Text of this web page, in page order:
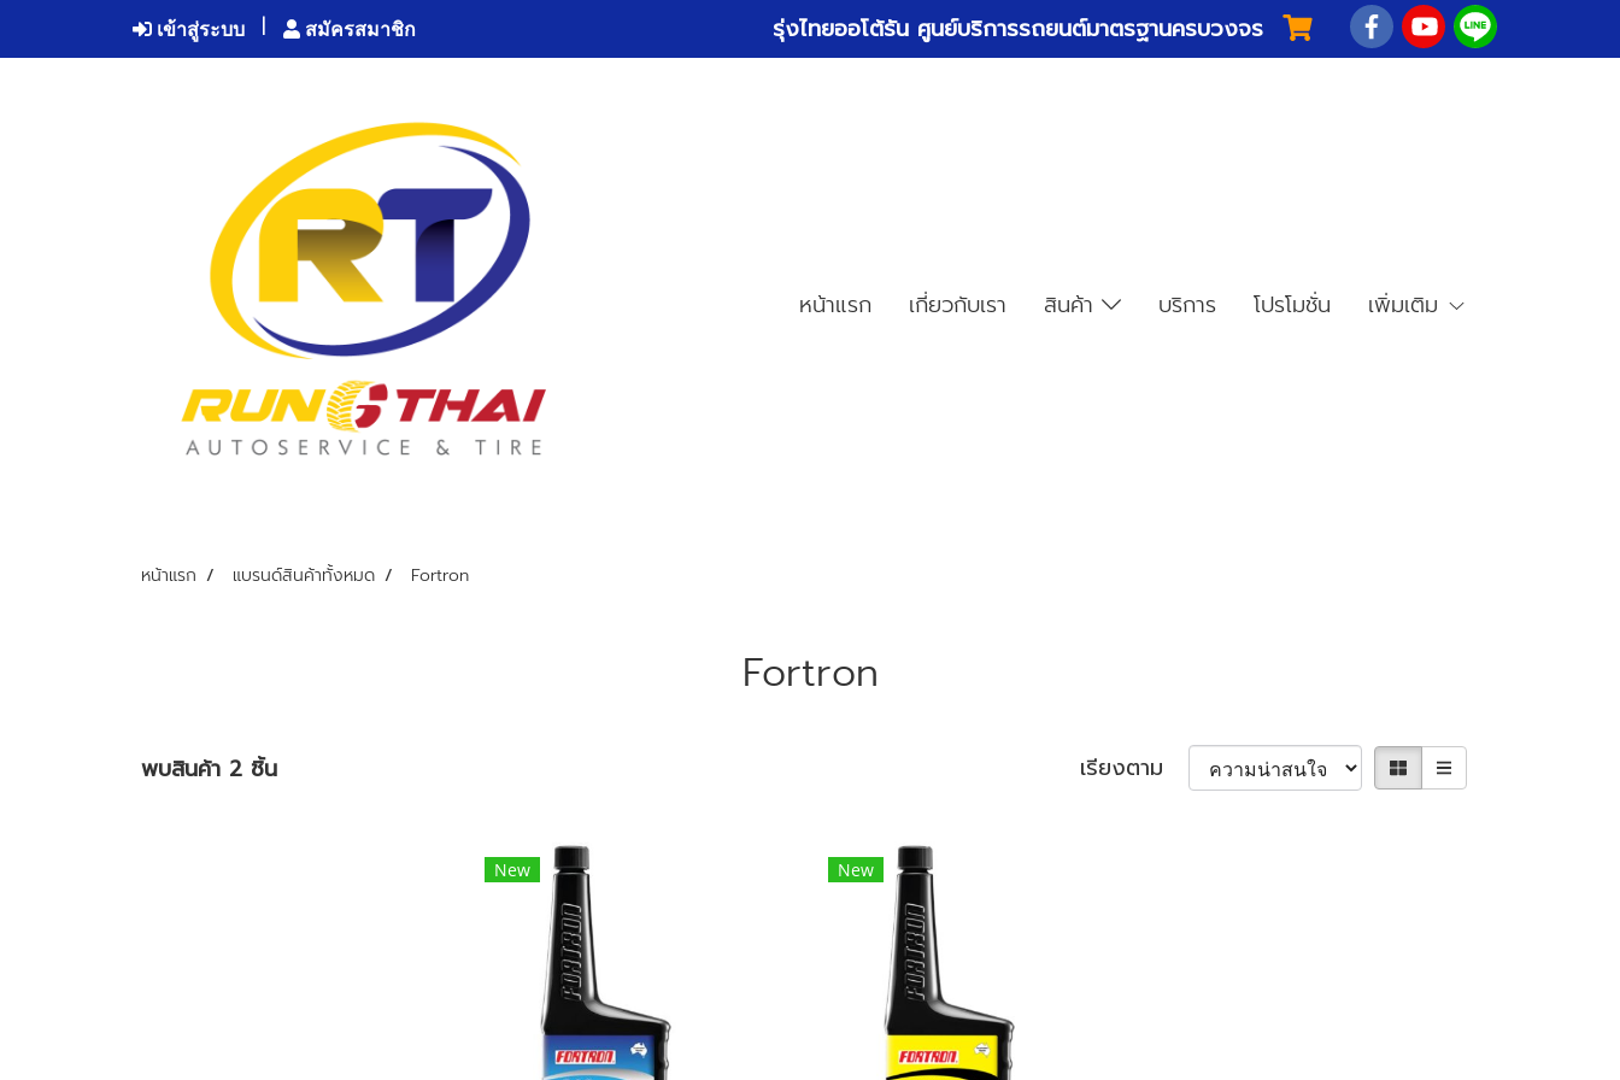
เข้าสู่ระบบ สมัครสมาชิก รุ่งไทยออโต้รัน ศูนย์บริการรถยนต์มาตรฐานครบวงจร
หน้าแรก เกี่ยวกับเรา สินค้า บริการ โปรโมชั่น เพิ่มเติม
หน้าแรก แบรนด์สินค้าทั้งหมด Fortron
Fortron
พบสินค้า 2 ชิ้น เรียงตาม
New New